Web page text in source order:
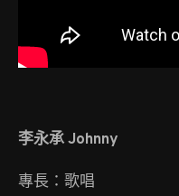
李永承 Johnny
專長：歌唱